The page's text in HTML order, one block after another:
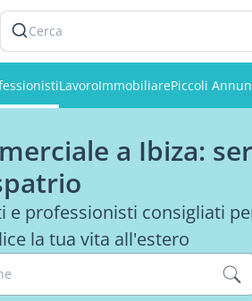
Cerca
LavoroImmobiliarePiccoli
a Ibiza:
e professionisti consigliati
la tua vita all'estero